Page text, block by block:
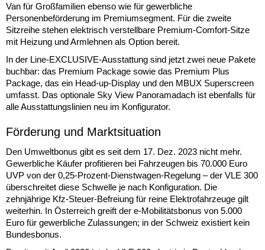
Van für Großfamilien ebenso wie für gewerbliche
Personenbeförderung im Premiumsegment. Für die zweite
Sitzreihe stehen elektrisch verstellbare Premium-Comfort-Sitze
mit Heizung und Armlehnen als Option bereit.
In der Line-EXCLUSIVE-Ausstattung sind jetzt zwei neue Pakete
buchbar: das Premium Package sowie das Premium Plus
Package, das ein Head-up-Display und den MBUX Superscreen
umfasst. Das optionale Sky View Panoramadach ist ebenfalls für
alle Ausstattungslinien neu im Konfigurator.
Förderung und Marktsituation
Den Umweltbonus gibt es seit dem 17. Dez. 2023 nicht mehr.
Gewerbliche Käufer profitieren bei Fahrzeugen bis 70.000 Euro
UVP von der 0,25-Prozent-Dienstwagen-Regelung – der VLE 300
überschreitet diese Schwelle je nach Konfiguration. Die
zehnjährige Kfz-Steuer-Befreiung für reine Elektrofahrzeuge gilt
weiterhin. In Österreich greift der e-Mobilitätsbonus von 5.000
Euro für gewerbliche Zulassungen; in der Schweiz existiert kein
Bundesbonus.